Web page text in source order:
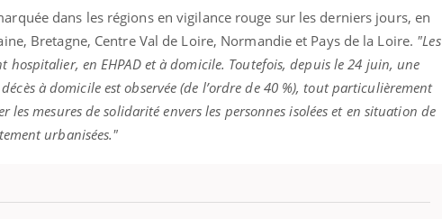
dans les régions en vigilance rouge sur les derniers jours, en
Bretagne, Centre Val de Loire, Normandie et Pays de la Loire. "Les
hospitalier, en EHPAD et à domicile. Toutefois, depuis le 24 juin, une
à domicile est observée (de l’ordre de 40 %), tout particulièrement
mesures de solidarité envers les personnes isolées et en situation de
urbanisées."
numérique » permet ...